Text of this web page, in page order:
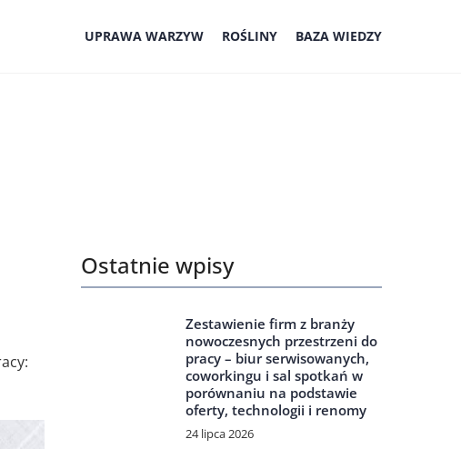
UPRAWA WARZYW ROŚLINY BAZA WIEDZY
Ostatnie wpisy
Zestawienie firm z branży
nowoczesnych przestrzeni do
pracy – biur serwisowanych,
coworkingu i sal spotkań w
porównaniu na podstawie
oferty, technologii i renomy
24 lipca 2026